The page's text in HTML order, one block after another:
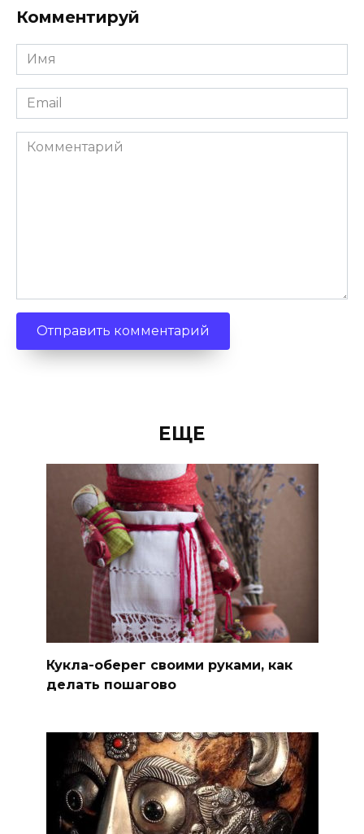
Комментируй
Имя
Email
Комментарий
ЕЩЕ
Кукла-оберег своими руками, как
делать пошагово